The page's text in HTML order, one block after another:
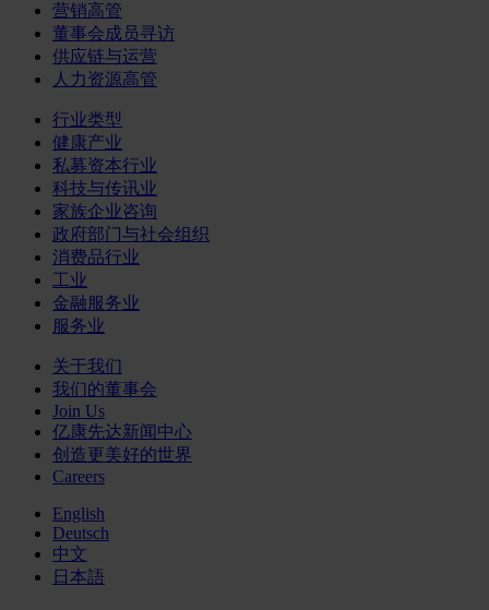
营销高管
董事会成员寻访
供应链与运营
人力资源高管
行业类型
健康产业
私募资本行业
科技与传讯业
家族企业咨询
政府部门与社会组织
消费品行业
工业
金融服务业
服务业
关于我们
我们的董事会
Join Us
亿康先达新闻中心
创造更美好的世界
Careers
English
Deutsch
中文
日本語